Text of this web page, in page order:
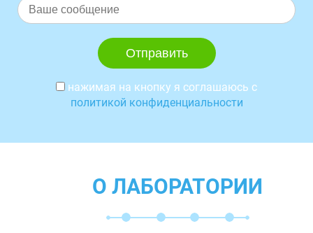
нажимая на кнопку я соглашаюсь с
политикой конфиденциальности
О ЛАБОРАТОРИИ